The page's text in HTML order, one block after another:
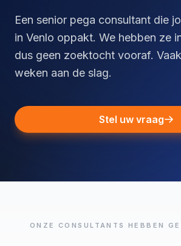
Een senior pega consultant die
in Venlo oppakt. We hebben ze
dus geen zoektocht vooraf.
weken aan de slag.
Stel uw vraag
ONZE CONSULTANTS HEBBEN